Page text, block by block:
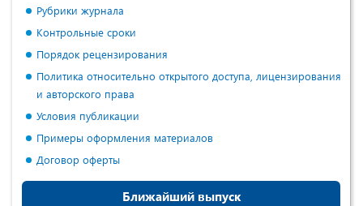
Рубрики журнала
Контрольные сроки
Порядок рецензирования
Политика относительно открытого доступа, лицензирования
и авторского права
Условия публикации
Примеры оформления материалов
Договор оферты
Ближайший выпуск